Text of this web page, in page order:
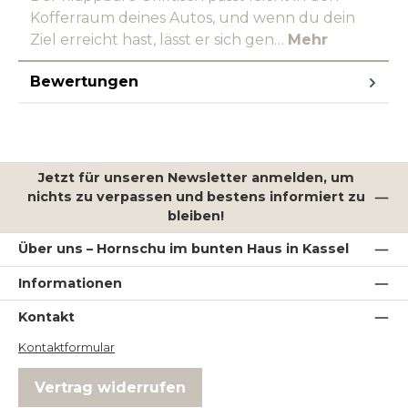
Kofferraum deines Autos, und wenn du dein
Ziel erreicht hast, lässt er sich gen… Mehr
Bewertungen
Jetzt für unseren Newsletter anmelden, um
nichts zu verpassen und bestens informiert zu
bleiben!
Über uns – Hornschu im bunten Haus in Kassel
Informationen
Kontakt
Kontaktformular
Vertrag widerrufen